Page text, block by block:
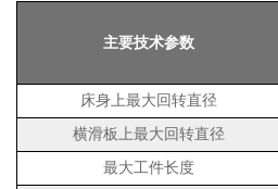
主要技术参数
床身上最大回转直径
横滑板上最大回转直径
最大工件长度